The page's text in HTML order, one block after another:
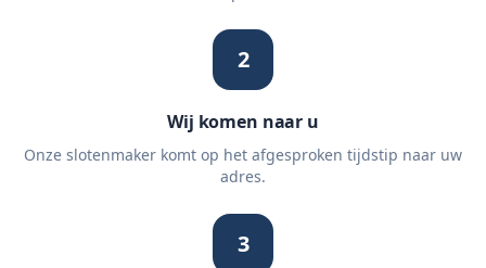
2
Wij komen naar u
Onze slotenmaker komt op het afgesproken tijdstip naar uw
adres.
3